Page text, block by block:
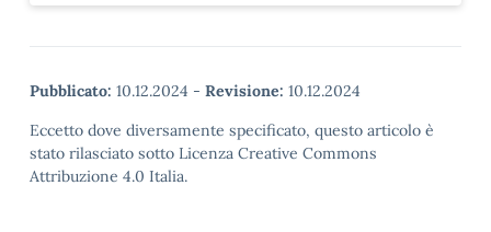
Pubblicato: 10.12.2024 - Revisione: 10.12.2024
Eccetto dove diversamente specificato, questo articolo è
stato rilasciato sotto Licenza Creative Commons
Attribuzione 4.0 Italia.